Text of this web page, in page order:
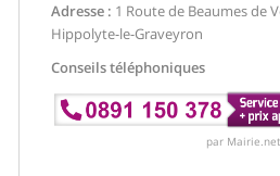
Adresse : 1 Route de Beaumes de
Hippolyte-le-Graveyron
Conseils téléphoniques
par Mairie.net